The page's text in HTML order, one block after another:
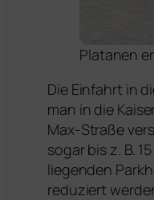
Platanen
Die Einfahrt in
man in die
Max-Straße
sogar bis z. B.
liegenden
reduziert